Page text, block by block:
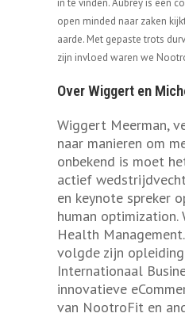
in te vinden. Aubrey is een
open minded naar zaken
aarde. Met gepaste trots
zijn invloed waren we
Over Wiggert en
Wiggert Meerman,
naar manieren om
onbekend is moet
actief
en keynote spreker
human optimization.
Health
volgde zijn
Internationaal
innovatieve
van NootroFit en